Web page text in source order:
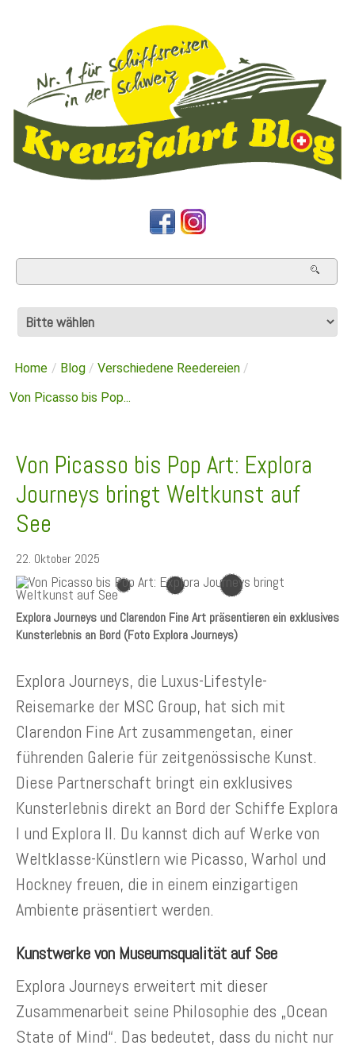
Home / Blog / Verschiedene Reedereien /
Von Picasso bis Pop...
Von Picasso bis Pop Art: Explora
Journeys bringt Weltkunst auf
See
22. Oktober 2025
Explora Journeys und Clarendon Fine Art präsentieren ein exklusives
Kunsterlebnis an Bord (Foto Explora Journeys)
Explora Journeys, die Luxus-Lifestyle-
Reisemarke der MSC Group, hat sich mit
Clarendon Fine Art zusammengetan, einer
führenden Galerie für zeitgenössische Kunst.
Diese Partnerschaft bringt ein exklusives
Kunsterlebnis direkt an Bord der Schiffe Explora
I und Explora II. Du kannst dich auf Werke von
Weltklasse-Künstlern wie Picasso, Warhol und
Hockney freuen, die in einem einzigartigen
Ambiente präsentiert werden.
Kunstwerke von Museumsqualität auf See
Explora Journeys erweitert mit dieser
Zusammenarbeit seine Philosophie des „Ocean
State of Mind“. Das bedeutet, dass du nicht nur